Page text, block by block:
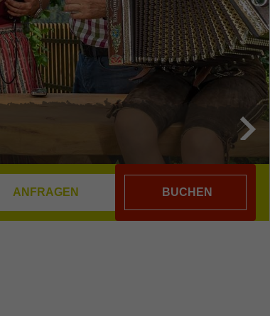
BUCHEN